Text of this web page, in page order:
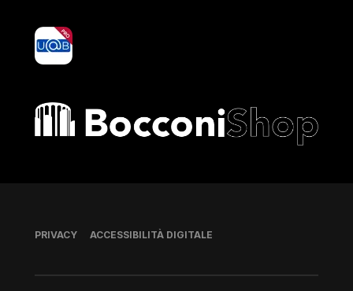
yoU@B
Bocconi shop
Piè di pagina
PRIVACY ACCESSIBILITÀ DIGITALE